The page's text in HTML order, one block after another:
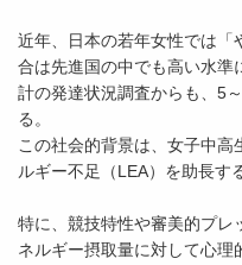
近年、日本の若年女性では「
合は先進国の中でも高い水準
計の発達状況調査からも、5
る。
この社会的背景は、女子中高
ルギー不足（LEA）を助長す
特に、競技特性や審美的プレ
ネルギー摂取量に対して心